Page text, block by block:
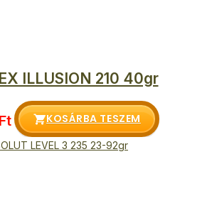
ILLUSION 210 40gr
Ft KOSÁRBA TESZEM